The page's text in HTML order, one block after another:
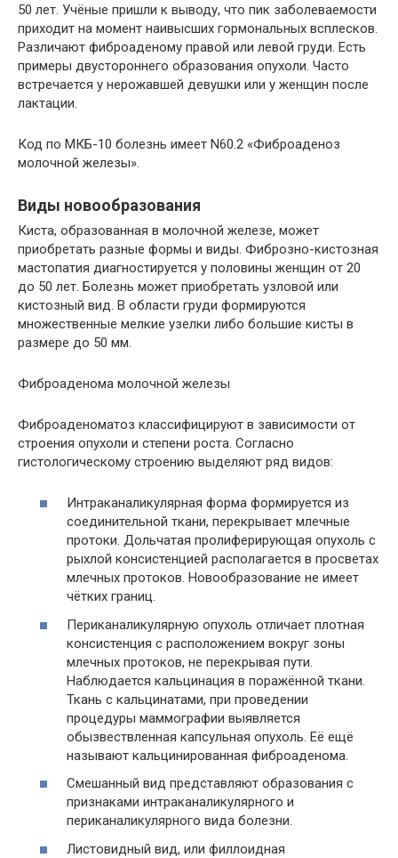
50 лет. Учёные пришли к выводу, что пик заболеваемости
приходит на момент наивысших гормональных всплесков.
Различают фиброаденому правой или левой груди. Есть
примеры двустороннего образования опухоли. Часто
встречается у нерожавшей девушки или у женщин после
лактации.
Код по МКБ-10 болезнь имеет N60.2 «Фиброаденоз
молочной железы».
Виды новообразования
Киста, образованная в молочной железе, может
приобретать разные формы и виды. Фиброзно-кистозная
мастопатия диагностируется у половины женщин от 20
до 50 лет. Болезнь может приобретать узловой или
кистозный вид. В области груди формируются
множественные мелкие узелки либо большие кисты в
размере до 50 мм.
Фиброаденома молочной железы
Фиброаденоматоз классифицируют в зависимости от
строения опухоли и степени роста. Согласно
гистологическому строению выделяют ряд видов:
Интраканаликулярная форма формируется из
соединительной ткани, перекрывает млечные
протоки. Дольчатая пролиферирующая опухоль с
рыхлой консистенцией располагается в просветах
млечных протоков. Новообразование не имеет
чётких границ.
Периканаликулярную опухоль отличает плотная
консистенция с расположением вокруг зоны
млечных протоков, не перекрывая пути.
Наблюдается кальцинация в поражённой ткани.
Ткань с кальцинатами, при проведении
процедуры маммографии выявляется
обызвествленная капсульная опухоль. Её ещё
называют кальцинированная фиброаденома.
Смешанный вид представляют образования с
признаками интраканаликулярного и
периканаликулярного вида болезни.
Листовидный вид, или филлоидная